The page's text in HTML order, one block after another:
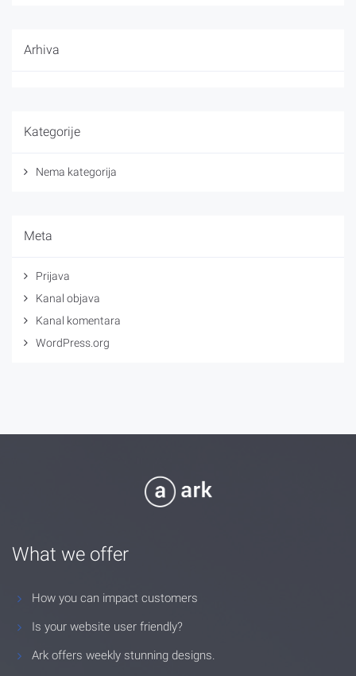
Arhiva
Kategorije
Nema kategorija
Meta
Prijava
Kanal objava
Kanal komentara
WordPress.org
What we offer
How you can impact customers
Is your website user friendly?
Ark offers weekly stunning designs.